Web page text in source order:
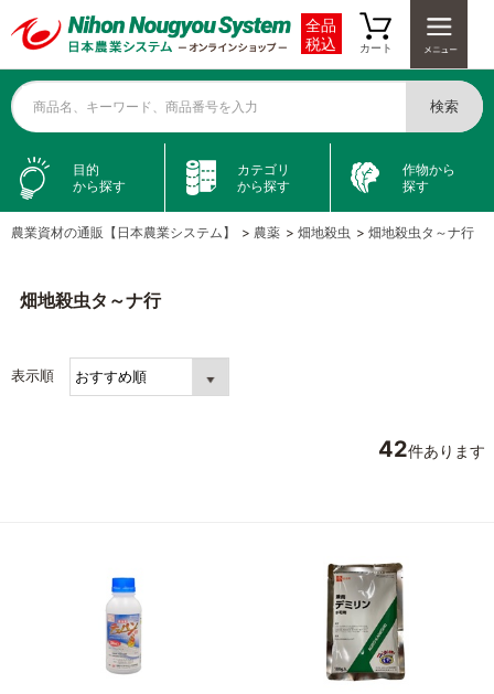
全品
税込
カート
商品名、キーワード、商品番号を入力 検索
目的
から探す
カテゴリ
から探す
作物から
探す
農業資材の通販【日本農業システム】 > 農薬 > 畑地殺虫 > 畑地殺虫タ～ナ行
畑地殺虫タ～ナ行
表示順
42件あります